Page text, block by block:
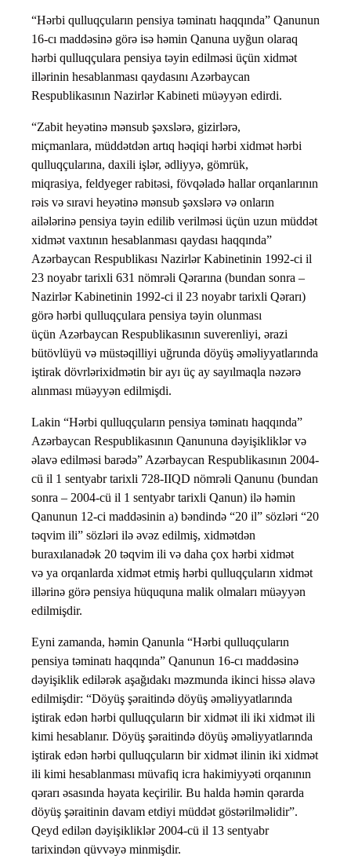
“Hərbi qulluqçuların pensiya təminatı haqqında” Qanunun
16-cı maddəsinə görə isə həmin Qanuna uyğun olaraq
hərbi qulluqçulara pensiya təyin edilməsi üçün xidmət
illərinin hesablanması qaydasını Azərbaycan
Respublikasının Nazirlər Kabineti müəyyən edirdi.
“Zabit heyətinə mənsub şəxslərə, gizirlərə,
miçmanlara, müddətdən artıq həqiqi hərbi xidmət hərbi
qulluqçularına, daxili işlər, ədliyyə, gömrük,
miqrasiya, feldyeger rabitəsi, fövqəladə hallar orqanlarının
rəis və sıravi heyətinə mənsub şəxslərə və onların
ailələrinə pensiya təyin edilib verilməsi üçün uzun müddət
xidmət vaxtının hesablanması qaydası haqqında”
Azərbaycan Respublikası Nazirlər Kabinetinin 1992-ci il
23 noyabr tarixli 631 nömrəli Qərarına (bundan sonra –
Nazirlər Kabinetinin 1992-ci il 23 noyabr tarixli Qərarı)
görə hərbi qulluqçulara pensiya təyin olunması
üçün Azərbaycan Respublikasının suverenliyi, ərazi
bütövlüyü və müstəqilliyi uğrunda döyüş əməliyyatlarında
iştirak dövrlərixidmətin bir ayı üç ay sayılmaqla nəzərə
alınması müəyyən edilmişdi.
Lakin “Hərbi qulluqçuların pensiya təminatı haqqında”
Azərbaycan Respublikasının Qanununa dəyişikliklər və
əlavə edilməsi barədə” Azərbaycan Respublikasının 2004-
cü il 1 sentyabr tarixli 728-IIQD nömrəli Qanunu (bundan
sonra – 2004-cü il 1 sentyabr tarixli Qanun) ilə həmin
Qanunun 12-ci maddəsinin a) bəndində “20 il” sözləri “20
təqvim ili” sözləri ilə əvəz edilmiş, xidmətdən
buraxılanadək 20 təqvim ili və daha çox hərbi xidmət
və ya orqanlarda xidmət etmiş hərbi qulluqçuların xidmət
illərinə görə pensiya hüququna malik olmaları müəyyən
edilmişdir.
Eyni zamanda, həmin Qanunla “Hərbi qulluqçuların
pensiya təminatı haqqında” Qanunun 16-cı maddəsinə
dəyişiklik edilərək aşağıdakı məzmunda ikinci hissə əlavə
edilmişdir: “Döyüş şəraitində döyüş əməliyyatlarında
iştirak edən hərbi qulluqçuların bir xidmət ili iki xidmət ili
kimi hesablanır. Döyüş şəraitində döyüş əməliyyatlarında
iştirak edən hərbi qulluqçuların bir xidmət ilinin iki xidmət
ili kimi hesablanması müvafiq icra hakimiyyəti orqanının
qərarı əsasında həyata keçirilir. Bu halda həmin qərarda
döyüş şəraitinin davam etdiyi müddət göstərilməlidir”.
Qeyd edilən dəyişikliklər 2004-cü il 13 sentyabr
tarixindən qüvvəyə minmişdir.